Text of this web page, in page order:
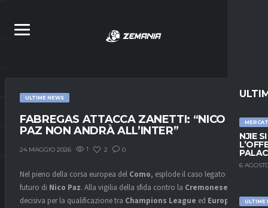
NJIE
6
ULTIME
ULTIME NEWS
FABREGAS ATTACCA ZANETTI: “NICO
PAZ NON ANDRÀ ALL’INTER”
24 MAGGIO 2026 1 2 0
Nel pieno della corsa europea del Como, esplode il caso legato al
futuro di Nico Paz. Alla vigilia della sfida contro la Cremonese
decisiva per la qualificazione tra Champions League ed Europa